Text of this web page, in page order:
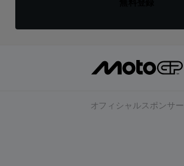
オフィシャルスポンサー